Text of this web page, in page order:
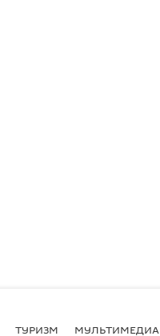
ТУРИЗМ МУЛЬТИМЕДИА